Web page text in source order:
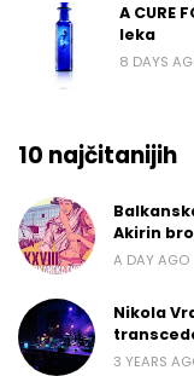
A CURE
leka
8 DAYS
10 najčitanijih
Akirin
A DAY AGO
Nikola
3 YEARS